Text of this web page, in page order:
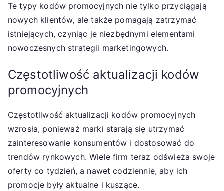
Te typy kodów promocyjnych nie tylko przyciągają
nowych klientów, ale także pomagają zatrzymać
istniejących, czyniąc je niezbędnymi elementami
nowoczesnych strategii marketingowych.
Częstotliwość aktualizacji kodów
promocyjnych
Częstotliwość aktualizacji kodów promocyjnych
wzrosła, ponieważ marki starają się utrzymać
zainteresowanie konsumentów i dostosować do
trendów rynkowych. Wiele firm teraz odświeża swoje
oferty co tydzień, a nawet codziennie, aby ich
promocje były aktualne i kuszące.